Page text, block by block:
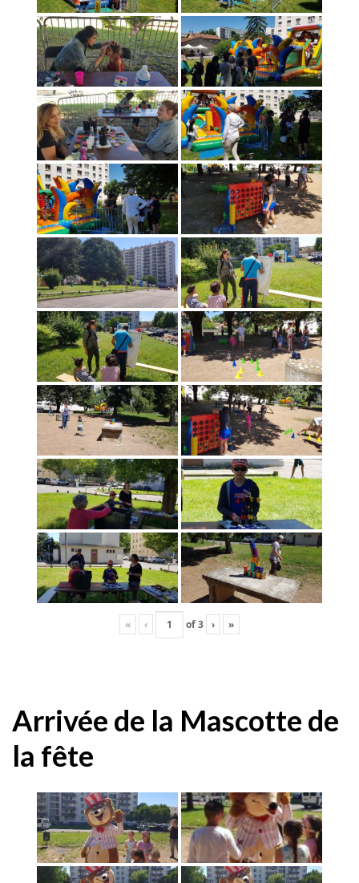
« ‹ of3 › »
Arrivée de la Mascotte de
la fête